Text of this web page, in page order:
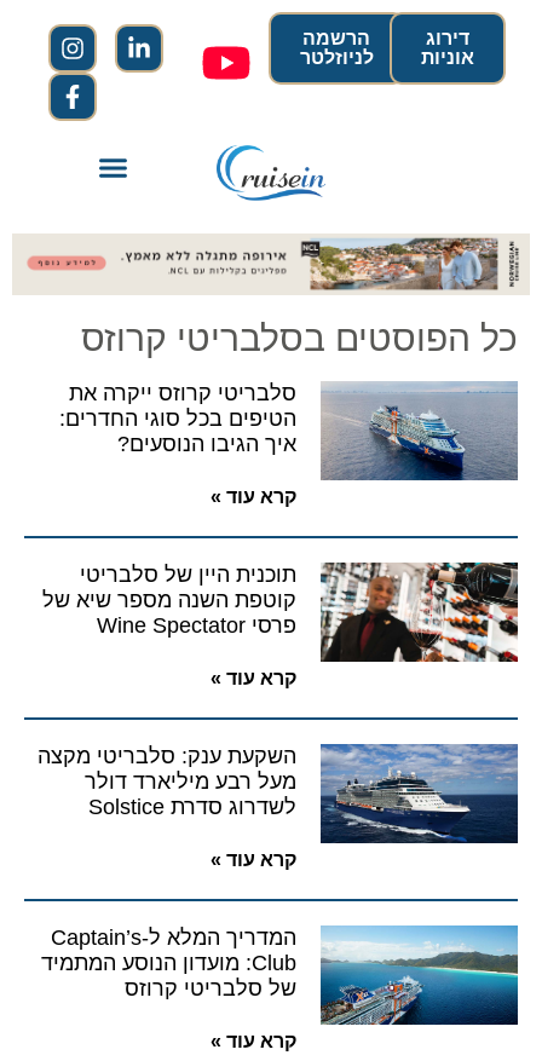
הרשמה
לניוזלטר
דירוג
אוניות
כל הפוסטים בסלבריטי קרוזס
סלבריטי קרוזס ייקרה את
הטיפים בכל סוגי החדרים:
איך הגיבו הנוסעים?
קרא עוד »
תוכנית היין של סלבריטי
קוטפת השנה מספר שיא של
פרסי Wine Spectator
קרא עוד »
השקעת ענק: סלבריטי מקצה
מעל רבע מיליארד דולר
לשדרוג סדרת Solstice
קרא עוד »
המדריך המלא ל-Captain’s
Club: מועדון הנוסע המתמיד
של סלבריטי קרוזס
קרא עוד »